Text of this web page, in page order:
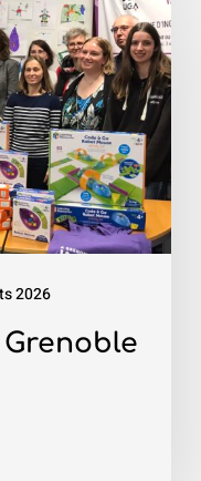
2026
Grenoble